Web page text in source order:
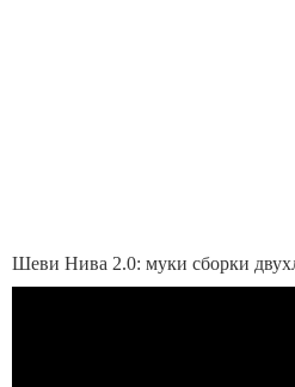
Шеви Нива 2.0: муки сборки